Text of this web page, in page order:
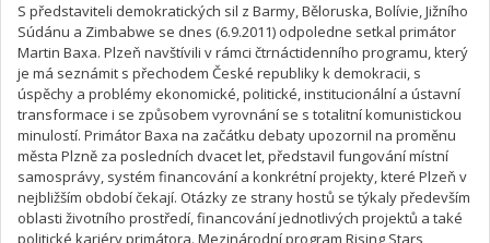
S představiteli demokratických sil z Barmy, Běloruska, Bolívie, Jižního
Súdánu a Zimbabwe se dnes (6.9.2011) odpoledne setkal primátor
Martin Baxa. Plzeň navštívili v rámci čtrnáctidenního programu, který
je má seznámit s přechodem České republiky k demokracii, s
úspěchy a problémy ekonomické, politické, institucionální a ústavní
transformace i se způsobem vyrovnání se s totalitní komunistickou
minulostí. Primátor Baxa na začátku debaty upozornil na proměnu
města Plzně za posledních dvacet let, představil fungování místní
samosprávy, systém financování a konkrétní projekty, které Plzeň v
nejbližším období čekají. Otázky ze strany hostů se týkaly především
oblasti životního prostředí, financování jednotlivých projektů a také
politické kariéry primátora. Mezinárodní program Rising Stars